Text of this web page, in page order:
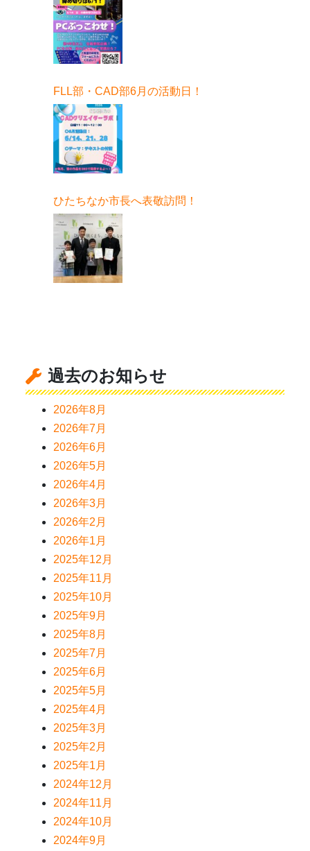
FLL部・CAD部6月の活動日！
ひたちなか市長へ表敬訪問！
過去のお知らせ
2026年8月
2026年7月
2026年6月
2026年5月
2026年4月
2026年3月
2026年2月
2026年1月
2025年12月
2025年11月
2025年10月
2025年9月
2025年8月
2025年7月
2025年6月
2025年5月
2025年4月
2025年3月
2025年2月
2025年1月
2024年12月
2024年11月
2024年10月
2024年9月